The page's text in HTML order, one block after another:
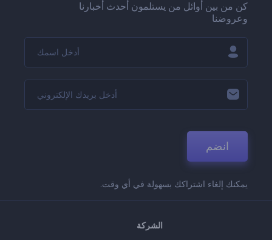
كن من بين أوائل من يستلمون أحدث أخبارنا
وعروضنا
انضم
يمكنك إلغاء اشتراكك بسهولة في أي وقت.
الشركة